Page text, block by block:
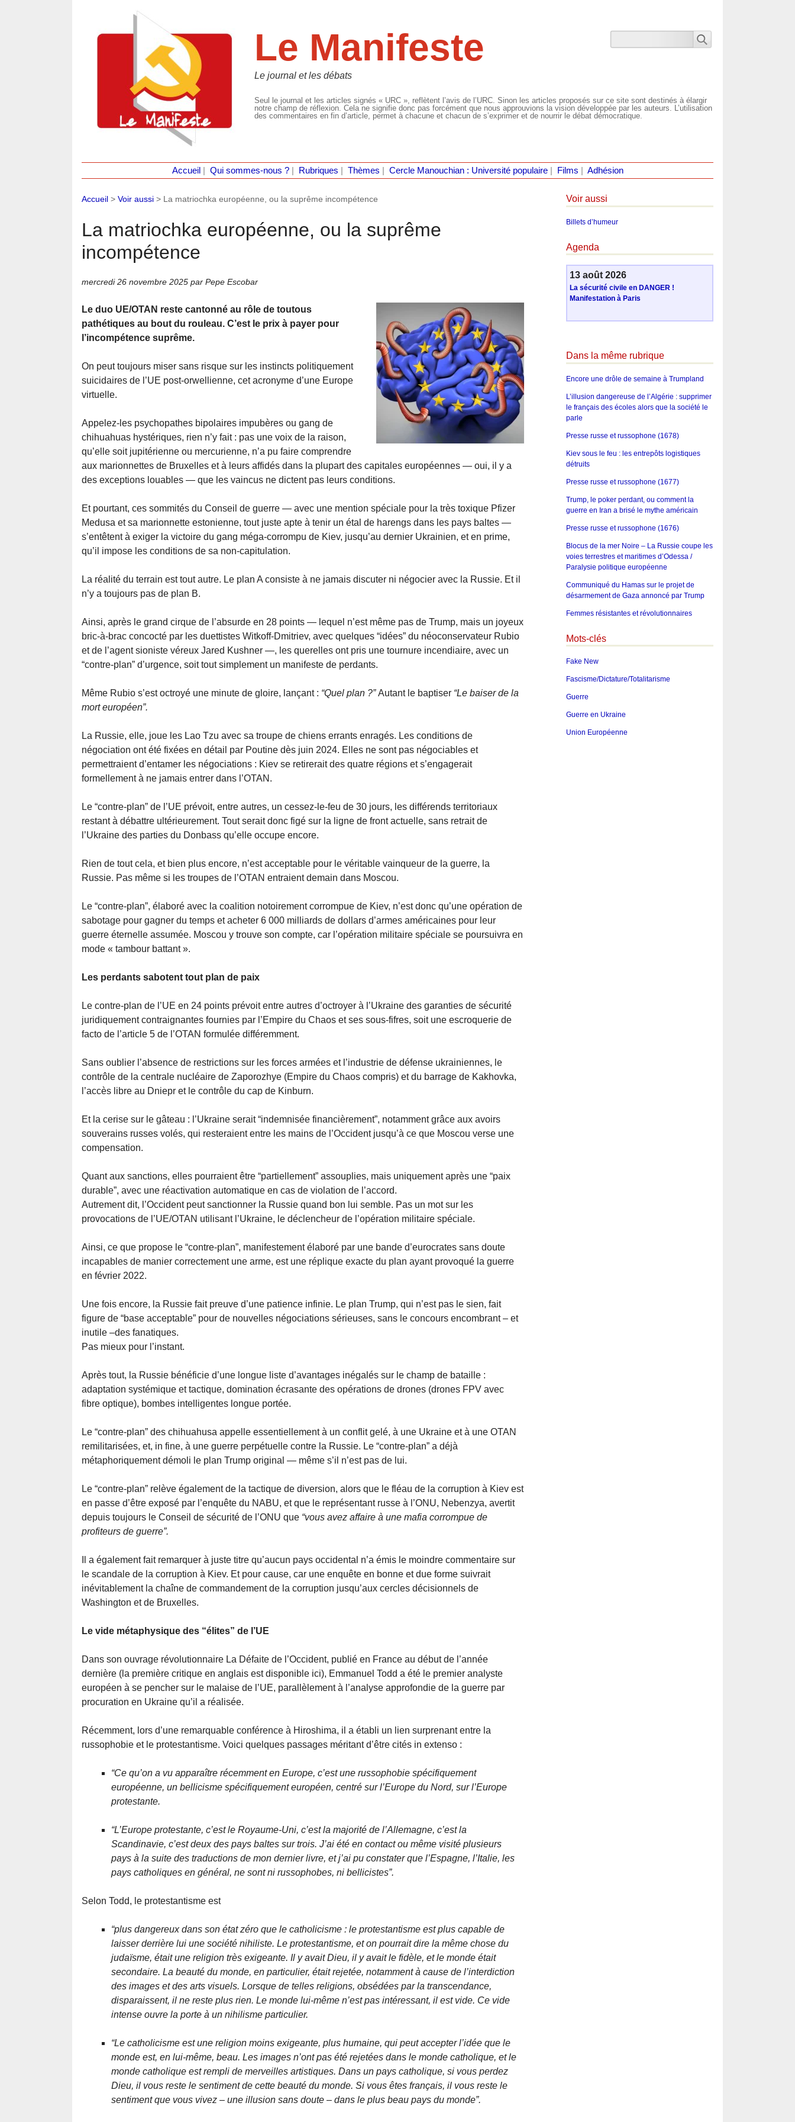
Le Manifeste
Le journal et les débats
Seul le journal et les articles signés « URC », reflètent l’avis de l’URC. Sinon les articles proposés sur ce site sont destinés à élargir
notre champ de réflexion. Cela ne signifie donc pas forcément que nous approuvions la vision développée par les auteurs. L’utilisation
des commentaires en fin d’article, permet à chacune et chacun de s’exprimer et de nourrir le débat démocratique.
Accueil Qui sommes-nous ?| Rubriques Thèmes Cercle Manouchian : Université populaire| Films Adhésion
Accueil > Voir aussi > La matriochka européenne, ou la suprême incompétence
La matriochka européenne, ou la suprême
incompétence
mercredi 26 novembre 2025 par Pepe Escobar
Le duo UE/OTAN reste cantonné au rôle de toutous
pathétiques au bout du rouleau. C’est le prix à payer pour
l’incompétence suprême.
On peut toujours miser sans risque sur les instincts politiquement
suicidaires de l’UE post-orwellienne, cet acronyme d’une Europe
virtuelle.
Appelez-les psychopathes bipolaires impubères ou gang de
chihuahuas hystériques, rien n’y fait : pas une voix de la raison,
qu’elle soit jupitérienne ou mercurienne, n’a pu faire comprendre
aux marionnettes de Bruxelles et à leurs affidés dans la plupart des capitales européennes — oui, il y a
des exceptions louables — que les vaincus ne dictent pas leurs conditions.
Et pourtant, ces sommités du Conseil de guerre — avec une mention spéciale pour la très toxique Pfizer
Medusa et sa marionnette estonienne, tout juste apte à tenir un étal de harengs dans les pays baltes —
s’entêtent à exiger la victoire du gang méga-corrompu de Kiev, jusqu’au dernier Ukrainien, et en prime,
qu’il impose les conditions de sa non-capitulation.
La réalité du terrain est tout autre. Le plan A consiste à ne jamais discuter ni négocier avec la Russie. Et il
n’y a toujours pas de plan B.
Ainsi, après le grand cirque de l’absurde en 28 points — lequel n’est même pas de Trump, mais un joyeux
bric-à-brac concocté par les duettistes Witkoff-Dmitriev, avec quelques “idées” du néoconservateur Rubio
et de l’agent sioniste véreux Jared Kushner —, les querelles ont pris une tournure incendiaire, avec un
“contre-plan” d’urgence, soit tout simplement un manifeste de perdants.
Même Rubio s’est octroyé une minute de gloire, lançant : “Quel plan ?”Autant le baptiser “Le baiser de la
mort européen”.
La Russie, elle, joue les Lao Tzu avec sa troupe de chiens errants enragés. Les conditions de
négociation ont été fixées en détail par Poutine dès juin 2024. Elles ne sont pas négociables et
permettraient d’entamer les négociations : Kiev se retirerait des quatre régions et s’engagerait
formellement à ne jamais entrer dans l’OTAN.
Le “contre-plan” de l’UE prévoit, entre autres, un cessez-le-feu de 30 jours, les différends territoriaux
restant à débattre ultérieurement. Tout serait donc figé sur la ligne de front actuelle, sans retrait de
l’Ukraine des parties du Donbass qu’elle occupe encore.
Rien de tout cela, et bien plus encore, n’est acceptable pour le véritable vainqueur de la guerre, la
Russie. Pas même si les troupes de l’OTAN entraient demain dans Moscou.
Le “contre-plan”, élaboré avec la coalition notoirement corrompue de Kiev, n’est donc qu’une opération de
sabotage pour gagner du temps et acheter 6 000 milliards de dollars d’armes américaines pour leur
guerre éternelle assumée. Moscou y trouve son compte, car l’opération militaire spéciale se poursuivra en
mode « tambour battant ».
Les perdants sabotent tout plan de paix
Le contre-plan de l’UE en 24 points prévoit entre autres d’octroyer à l’Ukraine des garanties de sécurité
juridiquement contraignantes fournies par l’Empire du Chaos et ses sous-fifres, soit une escroquerie de
facto de l’article 5 de l’OTAN formulée différemment.
Sans oublier l’absence de restrictions sur les forces armées et l’industrie de défense ukrainiennes, le
contrôle de la centrale nucléaire de Zaporozhye (Empire du Chaos compris) et du barrage de Kakhovka,
l’accès libre au Dniepr et le contrôle du cap de Kinburn.
Et la cerise sur le gâteau : l’Ukraine serait “indemnisée financièrement”, notamment grâce aux avoirs
souverains russes volés, qui resteraient entre les mains de l’Occident jusqu’à ce que Moscou verse une
compensation.
Quant aux sanctions, elles pourraient être “partiellement” assouplies, mais uniquement après une “paix
durable”, avec une réactivation automatique en cas de violation de l’accord.
Autrement dit, l’Occident peut sanctionner la Russie quand bon lui semble. Pas un mot sur les
provocations de l’UE/OTAN utilisant l’Ukraine, le déclencheur de l’opération militaire spéciale.
Ainsi, ce que propose le “contre-plan”, manifestement élaboré par une bande d’eurocrates sans doute
incapables de manier correctement une arme, est une réplique exacte du plan ayant provoqué la guerre
en février 2022.
Une fois encore, la Russie fait preuve d’une patience infinie. Le plan Trump, qui n’est pas le sien, fait
figure de “base acceptable” pour de nouvelles négociations sérieuses, sans le concours encombrant – et
inutile –des fanatiques.
Pas mieux pour l’instant.
Après tout, la Russie bénéficie d’une longue liste d’avantages inégalés sur le champ de bataille :
adaptation systémique et tactique, domination écrasante des opérations de drones (drones FPV avec
fibre optique), bombes intelligentes longue portée.
Le “contre-plan” des chihuahusa appelle essentiellement à un conflit gelé, à une Ukraine et à une OTAN
remilitarisées, et, in fine, à une guerre perpétuelle contre la Russie. Le “contre-plan” a déjà
métaphoriquement démoli le plan Trump original — même s’il n’est pas de lui.
Le “contre-plan” relève également de la tactique de diversion, alors que le fléau de la corruption à Kiev est
en passe d’être exposé par l’enquête du NABU, et que le représentant russe à l’ONU, Nebenzya, avertit
depuis toujours le Conseil de sécurité de l’ONU que “vous avez affaire à une mafia corrompue de
profiteurs de guerre”.
Il a également fait remarquer à juste titre qu’aucun pays occidental n’a émis le moindre commentaire sur
le scandale de la corruption à Kiev. Et pour cause, car une enquête en bonne et due forme suivrait
inévitablement la chaîne de commandement de la corruption jusqu’aux cercles décisionnels de
Washington et de Bruxelles.
Le vide métaphysique des “élites” de l’UE
Dans son ouvrage révolutionnaire La Défaite de l’Occident, publié en France au début de l’année
dernière (la première critique en anglais est disponible ici), Emmanuel Todd a été le premier analyste
européen à se pencher sur le malaise de l’UE, parallèlement à l’analyse approfondie de la guerre par
procuration en Ukraine qu’il a réalisée.
Récemment, lors d’une remarquable conférence à Hiroshima, il a établi un lien surprenant entre la
russophobie et le protestantisme. Voici quelques passages méritant d’être cités in extenso :
“Ce qu’on a vu apparaître récemment en Europe, c’est une russophobie spécifiquement
européenne, un bellicisme spécifiquement européen, centré sur l’Europe du Nord, sur l’Europe
protestante.
“L’Europe protestante, c’est le Royaume-Uni, c’est la majorité de l’Allemagne, c’est la
Scandinavie, c’est deux des pays baltes sur trois. J’ai été en contact ou même visité plusieurs
pays à la suite des traductions de mon dernier livre, et j’ai pu constater que l’Espagne, l’Italie, les
pays catholiques en général, ne sont ni russophobes, ni bellicistes”.
Selon Todd, le protestantisme est
“plus dangereux dans son état zéro que le catholicisme : le protestantisme est plus capable de
laisser derrière lui une société nihiliste. Le protestantisme, et on pourrait dire la même chose du
judaïsme, était une religion très exigeante. Il y avait Dieu, il y avait le fidèle, et le monde était
secondaire. La beauté du monde, en particulier, était rejetée, notamment à cause de l’interdiction
des images et des arts visuels. Lorsque de telles religions, obsédées par la transcendance,
disparaissent, il ne reste plus rien. Le monde lui-même n’est pas intéressant, il est vide. Ce vide
intense ouvre la porte à un nihilisme particulier.
“Le catholicisme est une religion moins exigeante, plus humaine, qui peut accepter l’idée que le
monde est, en lui-même, beau. Les images n’ont pas été rejetées dans le monde catholique, et le
monde catholique est rempli de merveilles artistiques. Dans un pays catholique, si vous perdez
Dieu, il vous reste le sentiment de cette beauté du monde. Si vous êtes français, il vous reste le
sentiment que vous vivez – une illusion sans doute – dans le plus beau pays du monde”.
Voir aussi
Billets d’humeur
Agenda
13 août 2026
La sécurité civile en DANGER !
Manifestation à Paris
Dans la même rubrique
Encore une drôle de semaine à Trumpland
L’illusion dangereuse de l’Algérie : supprimer
le français des écoles alors que la société le
parle
Presse russe et russophone (1678)
Kiev sous le feu : les entrepôts logistiques
détruits
Presse russe et russophone (1677)
Trump, le poker perdant, ou comment la
guerre en Iran a brisé le mythe américain
Presse russe et russophone (1676)
Blocus de la mer Noire – La Russie coupe les
voies terrestres et maritimes d’Odessa /
Paralysie politique européenne
Communiqué du Hamas sur le projet de
désarmement de Gaza annoncé par Trump
Femmes résistantes et révolutionnaires
Mots-clés
Fake New
Fascisme/Dictature/Totalitarisme
Guerre
Guerre en Ukraine
Union Européenne